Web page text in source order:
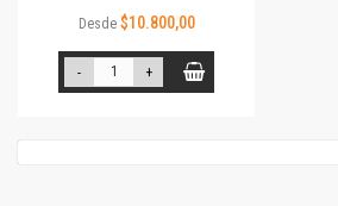
Desde $10.800,00
- +